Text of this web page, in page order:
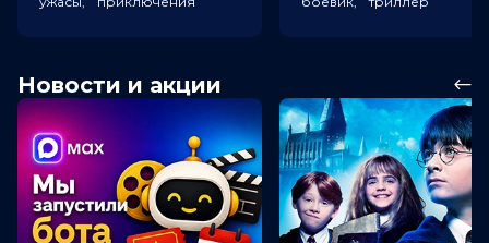
Новости и акции